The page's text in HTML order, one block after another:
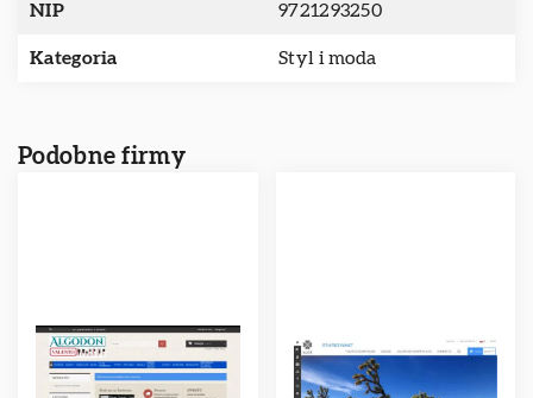
NIP 9721293250
Kategoria Styl i moda
Podobne firmy